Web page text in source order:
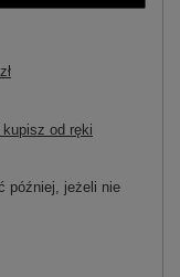
od ręki
później, jeżeli nie